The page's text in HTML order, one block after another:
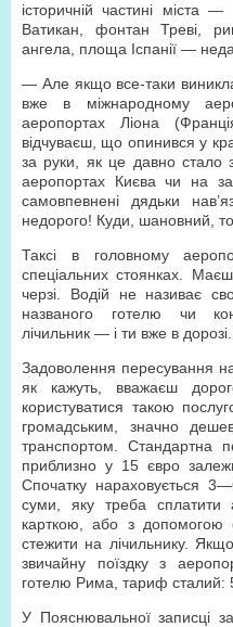
історичній частині міста
Ватикан, фонтан Треві,
ангела, площа Іспанії —
— Але якщо все-таки
вже в міжнародному
аеропортах Ліона
відчуваєш, що опинився у
за руки, як це давно стало
аеропортах Києва чи на
самовпевнені дядьки
недорого! Куди, шановний,
Таксі в головному
спеціальних стоянках.
черзі. Водій не називає
названого готелю чи
лічильник — і ти вже в дорозі.
Задоволення пересування
як кажуть, вважаєш
користуватися такою
громадським, значно
транспортом. Стандартна
приблизно у 15 євро
Спочатку нараховується
суми, яку треба сплатити
карткою, або з допомогою
стежити на лічильнику.
звичайну поїздку з
готелю Рима, тариф сталий:
У Пояснювальної записці